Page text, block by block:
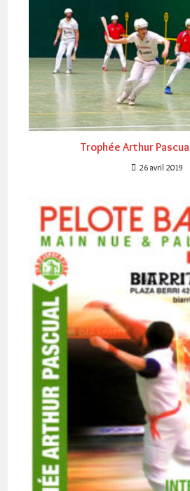
Trophée Arthur
26 avril 2019